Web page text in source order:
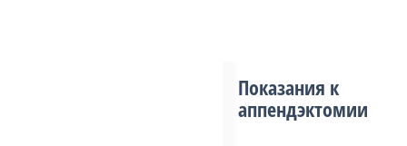
Показания к
аппендэктомии